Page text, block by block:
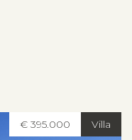
Villa
€ 395.000